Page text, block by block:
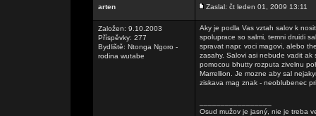
arten Zaslal: čt leden 01, 2009 13:11
Založen: 9.10.2003
Příspěvky: 277
Bydliště: Ntonga Ngoro -
rodina wutabe
Aky je podla Vas vztah salov k
spoluprace so salmi, temni druidi
spravat napr. voci magovi, alebo
zasahy. Salovi asi nebude vadit ak
pomocou bhutty rozputa zivelnu
Marrellion. Je mozne aby sal
ziskava mag znak - neoblubenec
Osud mužov je jasný, nie je treba